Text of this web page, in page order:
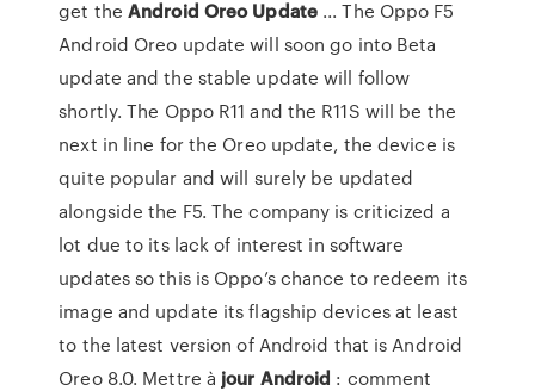
get theAndroid Oreo Update... The Oppo F5
Android Oreo update will soon go into Beta
update and the stable update will follow
shortly. The Oppo R11 and the R11S will be the
next in line for the Oreo update, the device is
quite popular and will surely be updated
alongside the F5. The company is criticized a
lot due to its lack of interest in software
updates so this is Oppo’s chance to redeem its
image and update its flagship devices at least
to the latest version of Android that is Android
Oreo 8.0. Mettre à jour Android : comment